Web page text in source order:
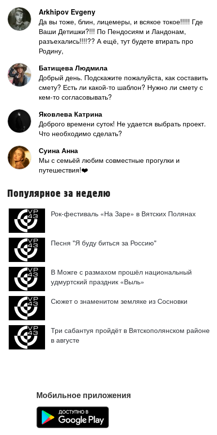
Arkhipov Evgeny
Да вы тоже, блин, лицемеры, и всякое токое!!!!! Где
Ваши Детишки?!!! По Пендосиям и Ландонам,
разъехались!!!!?? А ещё, тут будете втирать про
Родину,
Батищева Людмила
Добрый день. Подскажите пожалуйста, как составить
смету? Есть ли какой-то шаблон? Нужно ли смету с
кем-то согласовывать?
Яковлева Катрина
Доброго времени суток! Не удается выбрать проект.
Что необходимо сделать?
Суина Анна
Мы с семьёй любим совместные прогулки и
путешествия!❤️
Популярное за неделю
Рок-фестиваль «На Заре» в Вятских Полянах
Песня "Я буду биться за Россию"
В Можге с размахом прошёл национальный
удмуртский праздник «Выль»
Сюжет о знаменитом земляке из Сосновки
Три сабантуя пройдёт в Вятскополянском районе
в августе
Мобильное приложения